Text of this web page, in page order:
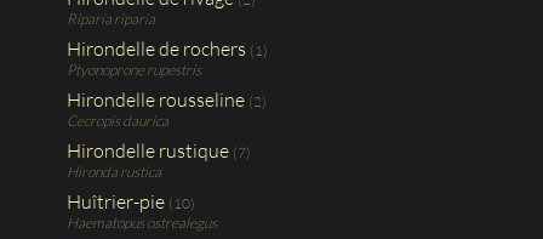
Riparia riparia
Hirondelle de rochers (1)
Ptyonoprone rupestris
Hirondelle rousseline (2)
Cecropis daurica
Hirondelle rustique (7)
Hironda rustica
Huîtrier-pie (10)
Haematopus ostrealegus